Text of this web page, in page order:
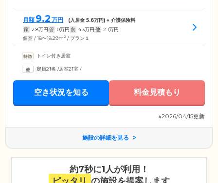
月額 9.2 万円 (入居金 5.6万円) + 介護保険料
家 2.8万円 管 0万円 食 4.3万円 他 2.1万円
個室 / 18〜18.29m2 / プラン１
トイレ付き居室
定員21名 /居室21室 /
空き状況を知る 料金見積もり
※2026/04/15更新
施設の詳細を見る
約7秒に1人が利用！